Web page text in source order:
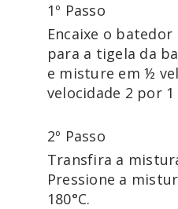
1º Passo
Encaixe o
para a tigela da
e misture em ½
velocidade 2 por
2º Passo
Transfira a
Pressione a
180°C.